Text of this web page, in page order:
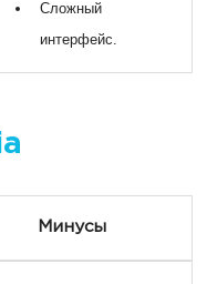
Сложный
интерфейс.
Минусы